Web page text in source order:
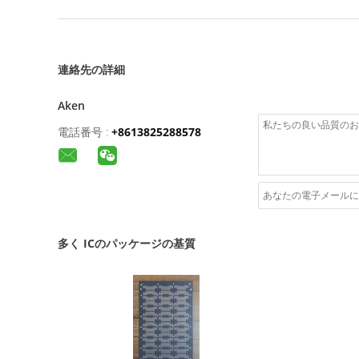
連絡先の詳細
Aken
電話番号 : +8613825288578
多く ICのパッケージの基質